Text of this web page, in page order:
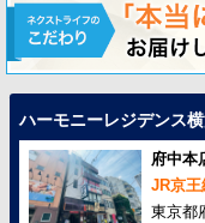
ハーモニーレジデンス
府中本
JR京
東京都